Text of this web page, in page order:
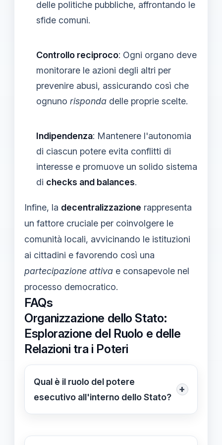
delle politiche pubbliche, affrontando le
sfide comuni.
Controllo reciproco: Ogni organo deve
monitorare le azioni degli altri per
prevenire abusi, assicurando così che
ognuno risponda delle proprie scelte.
Indipendenza: Mantenere l'autonomia
di ciascun potere evita conflitti di
interesse e promuove un solido sistema
di checks and balances.
Infine, la decentralizzazione rappresenta
un fattore cruciale per coinvolgere le
comunità locali, avvicinando le istituzioni
ai cittadini e favorendo così una
partecipazione attiva e consapevole nel
processo democratico.
FAQs
Organizzazione dello Stato:
Esplorazione del Ruolo e delle
Relazioni tra i Poteri
Qual è il ruolo del potere
esecutivo all'interno dello Stato?
+
Il potere esecutivo si occupa di